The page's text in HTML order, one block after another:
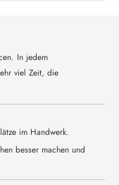
In jedem
viel Zeit, die
im Handwerk.
besser machen und